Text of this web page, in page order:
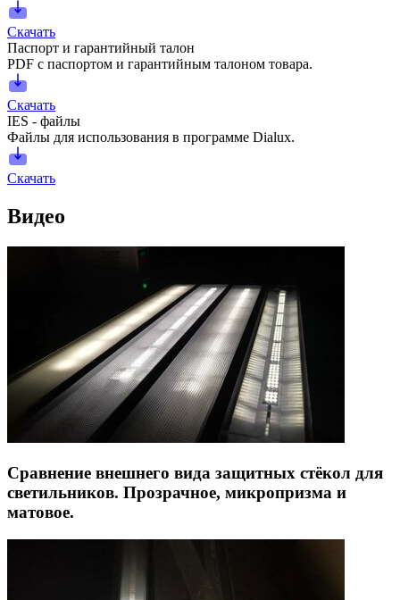
Скачать
Паспорт и гарантийный талон
PDF с паспортом и гарантийным талоном товара.
Скачать
IES - файлы
Файлы для использования в программе Dialux.
Скачать
Видео
Сравнение внешнего вида защитных стёкол для
светильников. Прозрачное, микропризма и
матовое.